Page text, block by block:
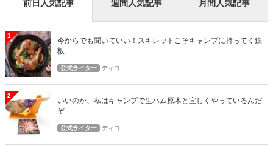
前日人気記事 週間人気記事 月間人気記事
1
今からでも聞いていい！スキレットこそキャンプに持ってく鉄
板...
公式ライター ティヨ
2
いいのか、私はキャンプで生ハム原木と宜しくやっているんだ
ぞ...
公式ライター ティヨ